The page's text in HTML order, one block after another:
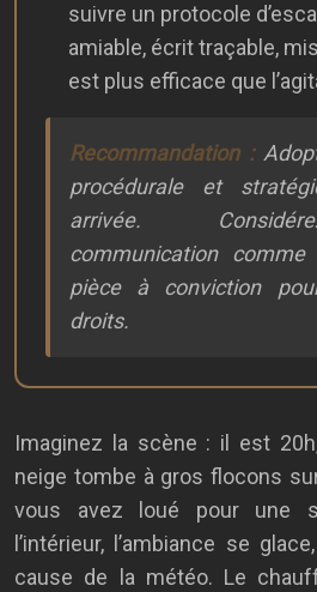
suivre un protocole
amiable, écrit traçable,
est plus efficace que
Recommandation :
procédurale et
arrivée.
communication
pièce à conviction
droits.
Imaginez la scène : il est
neige tombe à gros flocons
vous avez loué pour une
l’intérieur, l’ambiance se
cause de la météo. Le